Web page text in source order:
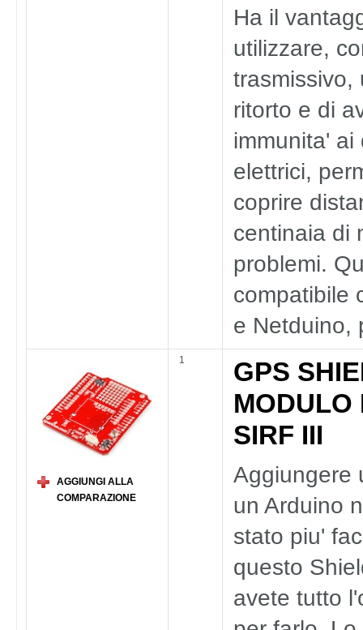
Ha il
utilizzare,
trasmissivo,
ritorto e di
immunita' ai
elettrici,
coprire
centinaia di
problemi.
compatibile
e Netduino,
AGGIUNGI ALLA
COMPARAZIONE
1
GPS
MODULO
SIRF III
Aggiungere
un Arduino
stato piu'
questo
avete tutto